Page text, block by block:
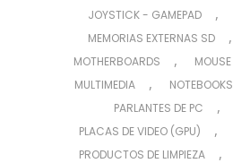
JOYSTICK - GAMEPAD ,
MEMORIAS EXTERNAS SD ,
MOTHERBOARDS , MOUSE
MULTIMEDIA , NOTEBOOKS
PARLANTES DE PC ,
PLACAS DE VIDEO (GPU) ,
PRODUCTOS DE LIMPIEZA ,